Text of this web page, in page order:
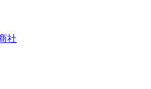
社